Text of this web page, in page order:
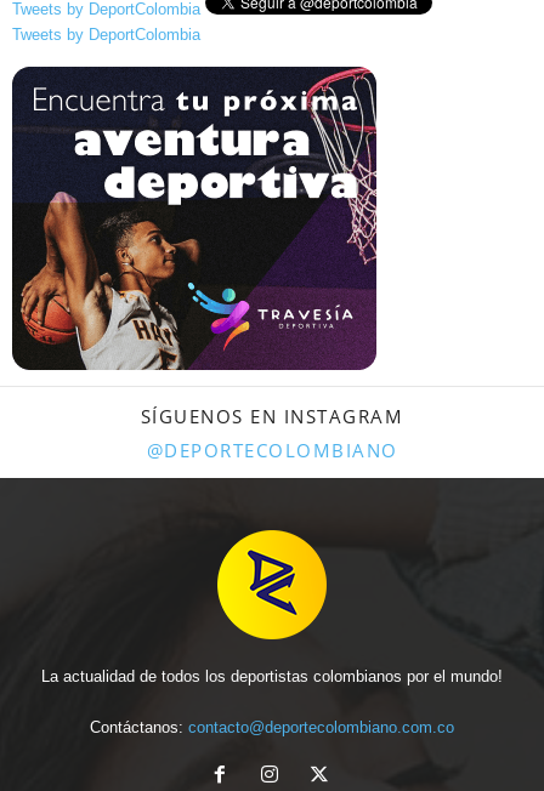
Tweets by DeportColombia
Tweets by DeportColombia
SÍGUENOS EN INSTAGRAM
@DEPORTECOLOMBIANO
La actualidad de todos los deportistas colombianos por el mundo!
Contáctanos: contacto@deportecolombiano.com.co